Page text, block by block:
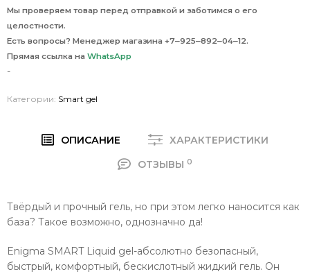
Мы проверяем товар перед отправкой и заботимся о его
целостности.
Есть вопросы? Менеджер магазина +7‒925‒892‒04‒12.
Прямая ссылка на WhatsApp
-
Категории: Smart gel
ОПИСАНИЕ
ХАРАКТЕРИСТИКИ
ОТЗЫВЫ 0
Твёрдый и прочный гель, но при этом легко наносится как
база? Такое возможно, однозначно да!
Enigma SMART Liquid gel-абсолютно безопасный,
быстрый, комфортный, бескислотный жидкий гель. Он